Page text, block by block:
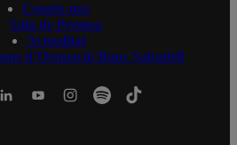
Coneix-nos
Sala de Premsa
Actualitat
d’Ocupació Banc Sabadell